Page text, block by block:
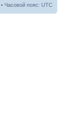
• Часовой пояс: UTC